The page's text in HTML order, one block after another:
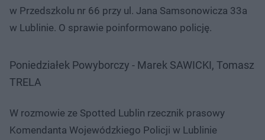
w Przedszkolu nr 66 przy ul. Jana Samsonowicza 33a
w Lublinie. O sprawie poinformowano policję.
Poniedziałek Powyborczy - Marek SAWICKI, Tomasz
TRELA
W rozmowie ze Spotted Lublin rzecznik prasowy
Komendanta Wojewódzkiego Policji w Lublinie